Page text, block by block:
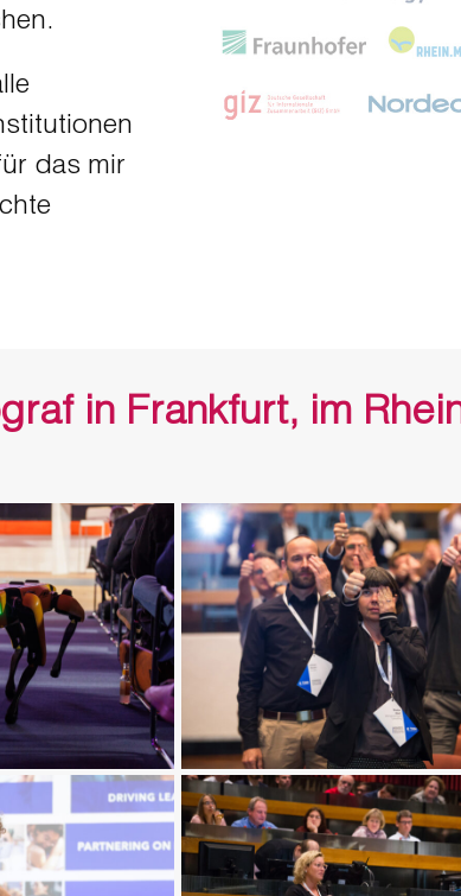
das mir
in Frankfurt, im